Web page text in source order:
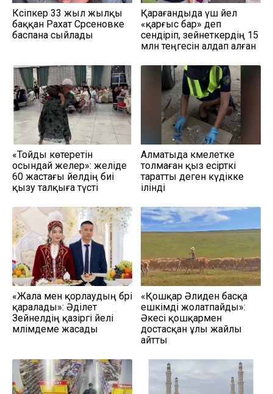
Кәсіпкер 33 жыл жылқы
баққан Рахат Сәрсеновке
баспана сыйлады
Қарағандыда үш әйел
«қарғыс бар» деп
сендіріп, зейнеткердің 15
млн теңгесін алдап алған
«Тойды көтеретін
осындай әжелер»: желіде
60 жастағы әйелдің биі
қызу талқыға түсті
Алматыда кәмелетке
толмаған қыз есірткі
таратты деген күдікке
ілінді
«Жала мен қорлаудың бәрі
қаралады»: Әділет
Зейнелдің қазіргі әйелі
мәлімдеме жасады
«Қошқар Әлиден басқа
ешкімді жолатпайды»:
Әкесі қошқармен
достасқан ұлы жайлы
айтты